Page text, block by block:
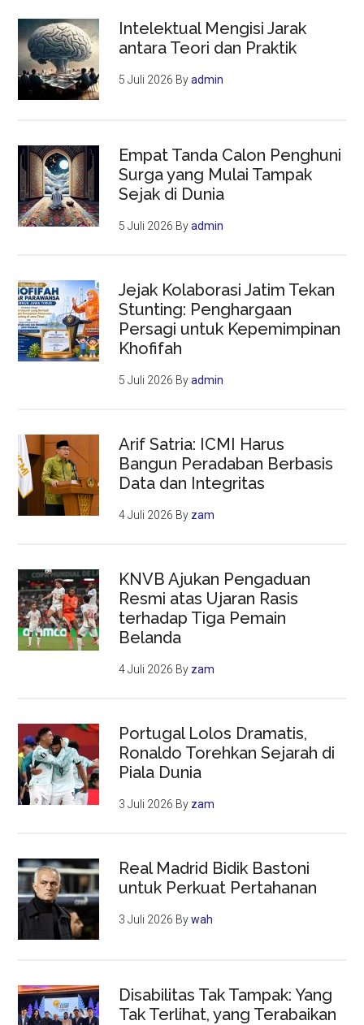
Intelektual Mengisi Jarak
antara Teori dan Praktik
5 Juli 2026 Byadmin
Empat Tanda Calon Penghuni
Surga yang Mulai Tampak
Sejak di Dunia
5 Juli 2026 Byadmin
Jejak Kolaborasi Jatim Tekan
Stunting: Penghargaan
Persagi untuk Kepemimpinan
Khofifah
5 Juli 2026 Byadmin
Arif Satria: ICMI Harus
Bangun Peradaban Berbasis
Data dan Integritas
4 Juli 2026 By zam
KNVB Ajukan Pengaduan
Resmi atas Ujaran Rasis
terhadap Tiga Pemain
Belanda
4 Juli 2026 By zam
Portugal Lolos Dramatis,
Ronaldo Torehkan Sejarah di
Piala Dunia
3 Juli 2026 By zam
Real Madrid Bidik Bastoni
untuk Perkuat Pertahanan
3 Juli 2026 Bywah
Disabilitas Tak Tampak: Yang
Tak Terlihat, yang Terabaikan